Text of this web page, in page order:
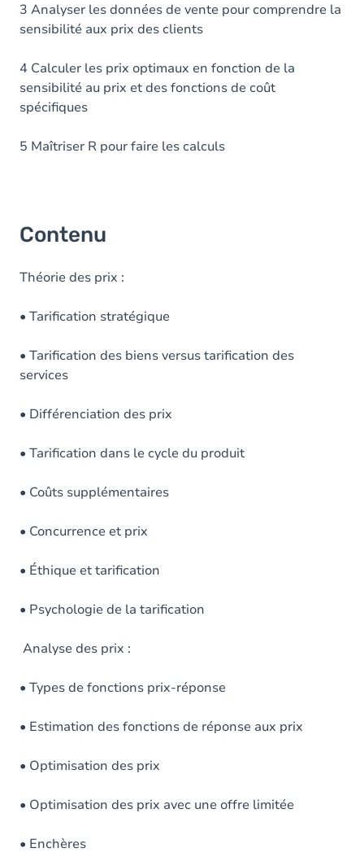
3 Analyser les données de vente pour comprendre la
sensibilité aux prix des clients
4 Calculer les prix optimaux en fonction de la
sensibilité au prix et des fonctions de coût
spécifiques
5 Maîtriser R pour faire les calculs
Contenu
Théorie des prix :
• Tarification stratégique
• Tarification des biens versus tarification des
services
• Différenciation des prix
• Tarification dans le cycle du produit
• Coûts supplémentaires
• Concurrence et prix
• Éthique et tarification
• Psychologie de la tarification
Analyse des prix :
• Types de fonctions prix-réponse
• Estimation des fonctions de réponse aux prix
• Optimisation des prix
• Optimisation des prix avec une offre limitée
• Enchères